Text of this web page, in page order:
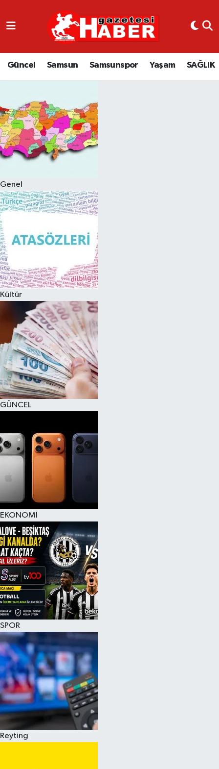
Güncel Samsun Samsunspor Yaşam SAĞLIK
Genel
Kültür
GÜNCEL
EKONOMİ
SPOR
Reyting
GÜNCEL
SAMSUN
EKONOMİ
YAŞAM